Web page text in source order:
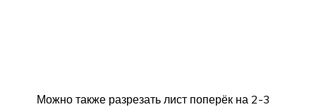
Можно также разрезать лист поперёк на 2-3